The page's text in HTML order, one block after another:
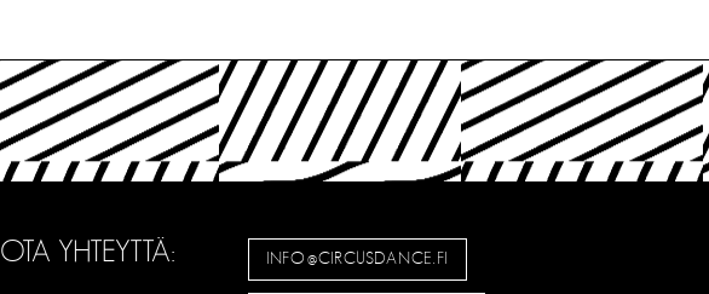
OTA YHTEYTTÄ: INFO@CIRCUSDANCE.FI